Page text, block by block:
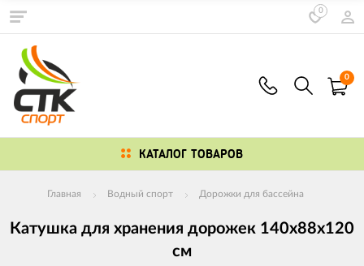
0
0
КАТАЛОГ ТОВАРОВ
Главная Водный спорт Дорожки для бассейна
Катушка для хранения дорожек 140х88х120
см